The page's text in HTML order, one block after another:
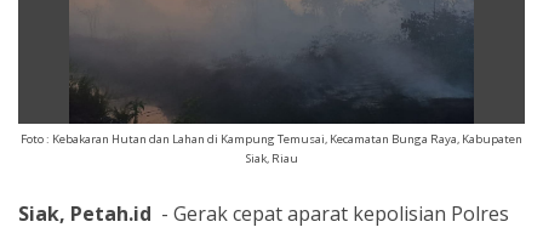
Foto : Kebakaran Hutan dan Lahan di Kampung Temusai, Kecamatan Bunga Raya, Kabupaten
Siak, Riau
Siak, Petah.id - Gerak cepat aparat kepolisian Polres